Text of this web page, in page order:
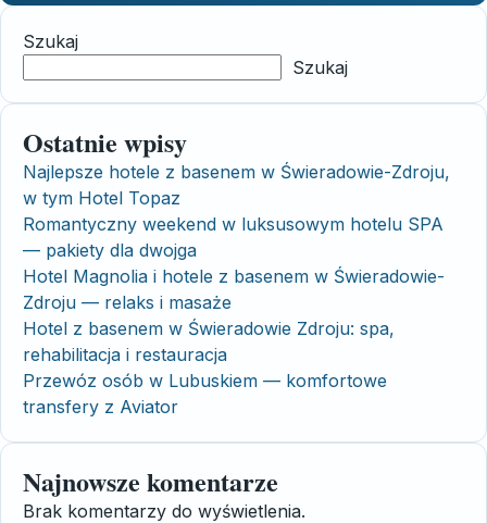
Szukaj
Szukaj
Ostatnie wpisy
Najlepsze hotele z basenem w Świeradowie-Zdroju,
w tym Hotel Topaz
Romantyczny weekend w luksusowym hotelu SPA
— pakiety dla dwojga
Hotel Magnolia i hotele z basenem w Świeradowie-
Zdroju — relaks i masaże
Hotel z basenem w Świeradowie Zdroju: spa,
rehabilitacja i restauracja
Przewóz osób w Lubuskiem — komfortowe
transfery z Aviator
Najnowsze komentarze
Brak komentarzy do wyświetlenia.